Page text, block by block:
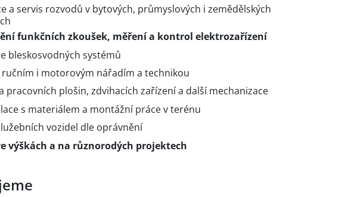
a servis rozvodů v bytových, průmyslových i zemědělských
funkčních zkoušek, měření a kontrol elektrozařízení
bleskosvodných systémů
ručním i motorovým nářadím a technikou
pracovních plošin, zdvihacích zařízení a další mechanizace
s materiálem a montážní práce v terénu
vozidel dle oprávnění
výškách a na různorodých projektech